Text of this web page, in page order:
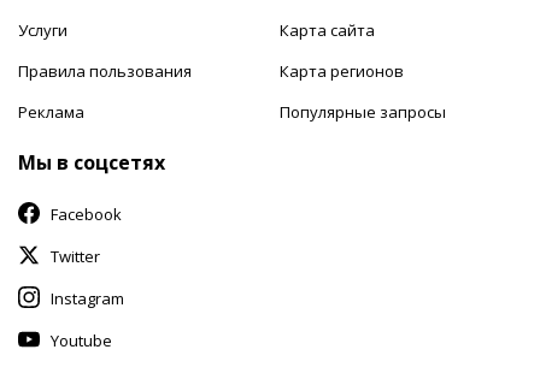
Услуги
Правила пользования
Реклама
Карта сайта
Карта регионов
Популярные запросы
Мы в соцсетях
Facebook
Twitter
Instagram
Youtube